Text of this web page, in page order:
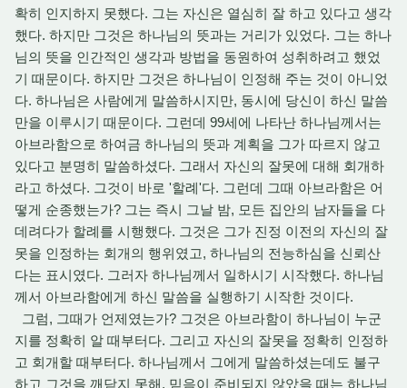
확히 인지하지 못했다. 그는 자신은 열심히 잘 하고 있다고 생각
했다. 하지만 그것은 하나님의 뜻과는 거리가 있었다. 그는 하나
님의 뜻을 인간적인 생각과 방법을 동원하여 성취하려고 했었
기 때문이다. 하지만 그것은 하나님이 인정해 주는 것이 아니었
다. 하나님은 사람에게 말씀하시지만, 동시에 당신이 하신 말씀
만을 이루시기 때문이다. 그런데 99세에 나타난 하나님께서는
아브라함으로 하여금 하나님의 뜻과 계획을 그가 따르지 않고
있다고 분명히 말씀하셨다. 그래서 자신의 잘못에 대해 회개하
라고 하셨다. 그것이 바로 '할례'다. 그런데 그때 아브라함은 어
떻게 순종했는가? 그는 즉시 그날 밤, 모든 집안의 남자들을 다
데려다가 할례를 시행했다. 그것은 그가 진정 이전의 자신의 잘
못을 인정하는 회개의 행위였고, 하나님의 전능하심을 신뢰산
다는 표시였다. 그러자 하나님께서 일하시기 시작했다. 하나님
께서 아브라함에게 하신 말씀을 실행하기 시작한 것이다.
그럼, 그때가 언제였는가? 그것은 아브라함이 하나님이 누군
지를 정확히 알 때부터다. 그리고 자신의 잘못을 정확히 인정하
고 회개할 때부터다. 하나님께서 그에게 말씀하셨는데도 불구
하고 그것을 깨닫지 못해, 믿음이 준비되지 않았을 때는 하나님